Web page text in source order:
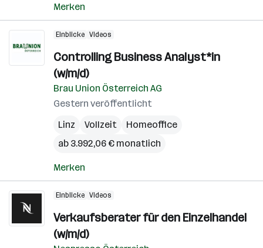
Merken
Einblicke Videos
Controlling Business Analyst*in
(w/m/d)
Brau Union Österreich AG
Gestern veröffentlicht
Linz
Vollzeit
Homeoffice
ab 3.992,06 € monatlich
Merken
Einblicke Videos
Verkaufsberater für den Einzelhandel
(w/m/d)